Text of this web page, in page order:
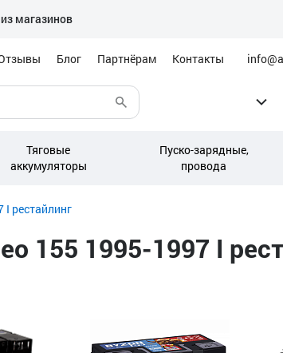
магазинов
Блог Партнёрам Контакты
Тяговые
аккумуляторы
Пуско-зарядные,
провода
I рестайлинг
155 1995-1997 I